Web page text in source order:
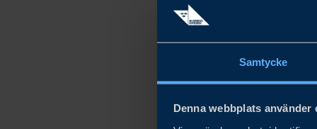
Samtycke
Denna webbplats använder